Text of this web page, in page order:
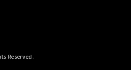
Reserved.